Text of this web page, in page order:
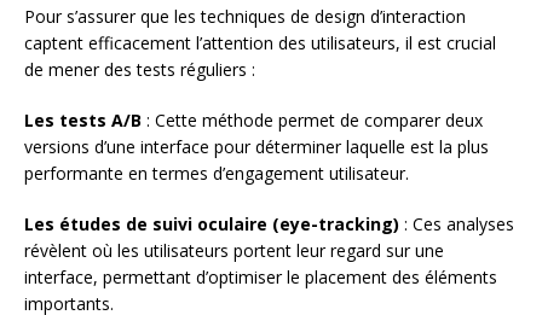
Pour s’assurer que les techniques de design d’interaction
captent efficacement l’attention des utilisateurs, il est crucial
de mener des tests réguliers :
Les tests A/B : Cette méthode permet de comparer deux
versions d’une interface pour déterminer laquelle est la plus
performante en termes d’engagement utilisateur.
Les études de suivi oculaire (eye-tracking) : Ces analyses
révèlent où les utilisateurs portent leur regard sur une
interface, permettant d’optimiser le placement des éléments
importants.